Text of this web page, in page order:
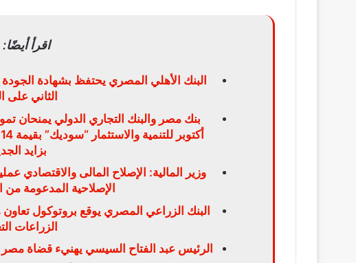
اقرأ أيضًا:
البنك الأهلي المصري يحتفظ بشهادة
الثاني على
بنك مصر والبنك التجاري الدولي يمنحان
بزايد
وزير المالية: الإصلاح المالى والاقتصادي
الإصلاحية المدعومة
الزراعات
الرئيس عبد الفتاح السيسي يهنيء قضاة مصر